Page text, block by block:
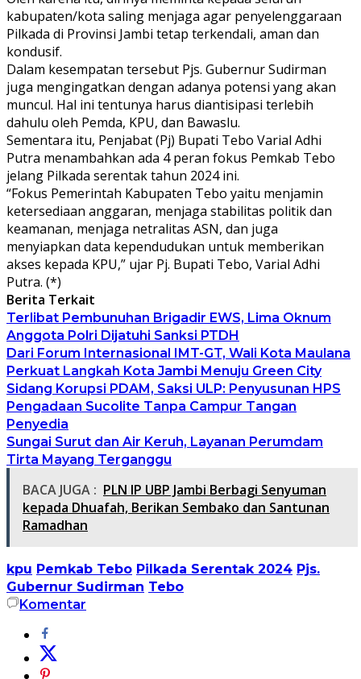
kabupaten/kota saling menjaga agar penyelenggaraan
Pilkada di Provinsi Jambi tetap terkendali, aman dan
kondusif.
Dalam kesempatan tersebut Pjs. Gubernur Sudirman
juga mengingatkan dengan adanya potensi yang akan
muncul. Hal ini tentunya harus diantisipasi terlebih
dahulu oleh Pemda, KPU, dan Bawaslu.
Sementara itu, Penjabat (Pj) Bupati Tebo Varial Adhi
Putra menambahkan ada 4 peran fokus Pemkab Tebo
jelang Pilkada serentak tahun 2024 ini.
“Fokus Pemerintah Kabupaten Tebo yaitu menjamin
ketersediaan anggaran, menjaga stabilitas politik dan
keamanan, menjaga netralitas ASN, dan juga
menyiapkan data kependudukan untuk memberikan
akses kepada KPU,” ujar Pj. Bupati Tebo, Varial Adhi
Putra. (*)
Berita Terkait
Terlibat Pembunuhan Brigadir EWS, Lima Oknum
Anggota Polri Dijatuhi Sanksi PTDH
Dari Forum Internasional IMT-GT, Wali Kota Maulana
Perkuat Langkah Kota Jambi Menuju Green City
Sidang Korupsi PDAM, Saksi ULP: Penyusunan HPS
Pengadaan Sucolite Tanpa Campur Tangan
Penyedia
Sungai Surut dan Air Keruh, Layanan Perumdam
Tirta Mayang Terganggu
BACA JUGA : PLN IP UBP Jambi Berbagi Senyuman
kepada Dhuafah, Berikan Sembako dan Santunan
Ramadhan
kpu Pemkab Tebo Pilkada Serentak 2024 Pjs.
Gubernur Sudirman Tebo
Komentar